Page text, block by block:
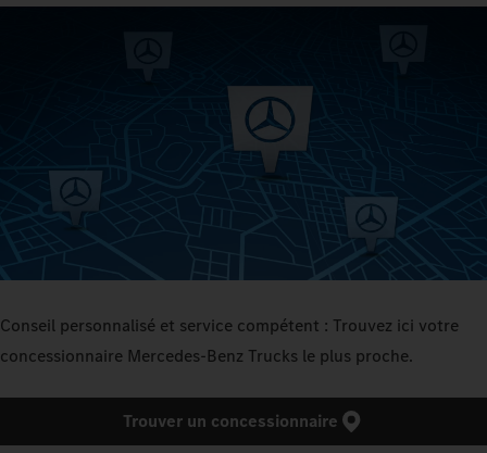
Conseil personnalisé et service compétent : Trouvez ici votre
concessionnaire Mercedes‑Benz Trucks le plus proche.
Trouver un concessionnaire